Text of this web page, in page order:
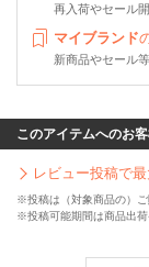
再入荷やセール
マイブランド
新商品やセール
このアイテムへのお
レビュー投稿で
※投稿は（対象商品の）
※投稿可能期間は商品出